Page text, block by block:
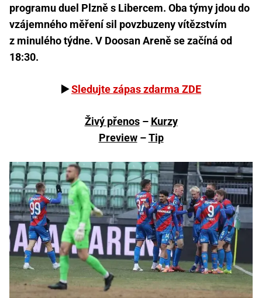
programu duel Plzně s Libercem. Oba týmy jdou do
vzájemného měření sil povzbuzeny vítězstvím
z minulého týdne. V Doosan Areně se začíná od
18:30.
▶️Sledujte zápas zdarma ZDE
Živý přenos– Kurzy
Preview–Tip